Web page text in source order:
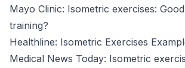
Mayo Clinic: Isometric exercises:
training?
Healthline: Isometric Exercises
Medical News Today: Isometric